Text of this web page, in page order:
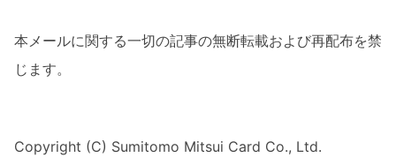
本メールに関する一切の記事の無断転載および再配布を禁
じます。
Copyright (C) Sumitomo Mitsui Card Co., Ltd.